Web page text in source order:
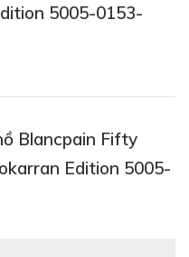
5005-0153-
Blancpain Fifty
Edition 5005-